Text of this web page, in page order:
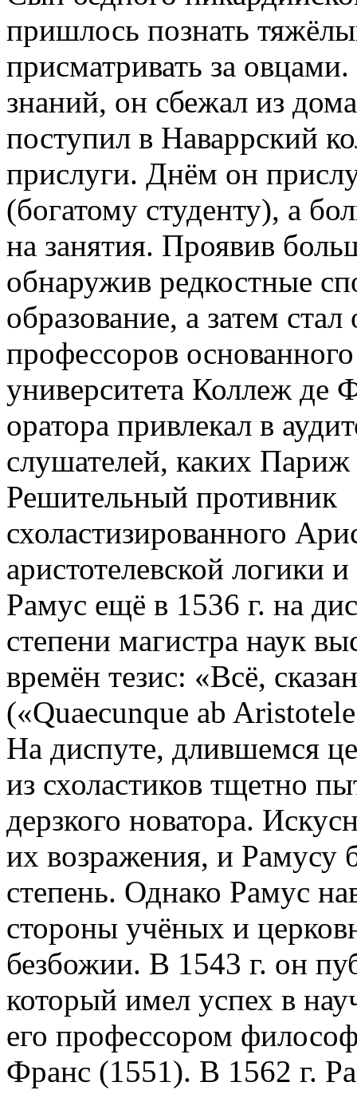
пришлось познать
присматривать за
знаний, он сбежал из
поступил в Наваррский
прислуги. Днём он
(богатому студенту), а
на занятия. Проявив
обнаружив редкостные
образование, а затем
профессоров
университета Коллеж де
оратора привлекал в
слушателей, каких
Решительный противник
схоластизированного
аристотелевской логики
Рамус ещё в 1536 г. на
степени магистра наук
времён тезис: «Всё,
(«Quaecunque ab
На диспуте, длившемся
из схоластиков тщетно
дерзкого новатора.
их возражения, и Рамусу
степень. Однако Рамус
стороны учёных и
безбожии. В 1543 г. он
который имел успех в
его профессором
Франс (1551). В 1562 г.